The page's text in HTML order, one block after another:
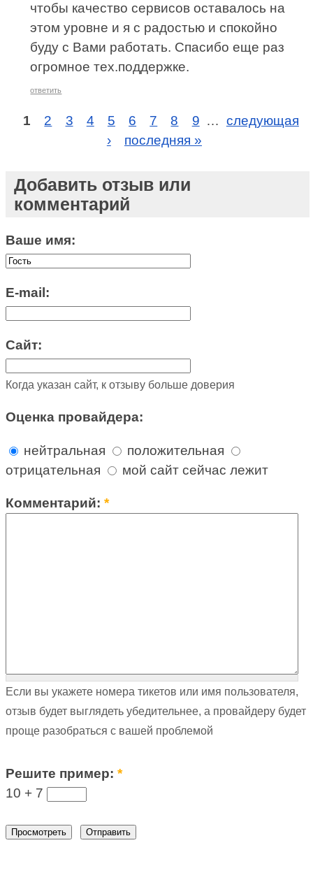
чтобы качество сервисов оставалось на
этом уровне и я с радостью и спокойно
буду с Вами работать. Спасибо еще раз
огромное тех.поддержке.
ответить
1 2 3 4 5 6 7 8 9 … следующая
›
последняя »
Добавить отзыв или
комментарий
Ваше имя:
E-mail:
Сайт:
Когда указан сайт, к отзыву больше доверия
Оценка провайдера:
нейтральная
положительная
отрицательная
мой сайт сейчас лежит
Комментарий:*
Если вы укажете номера тикетов или имя пользователя,
отзыв будет выглядеть убедительнее, а провайдеру будет
проще разобраться с вашей проблемой
Решите пример:*
10 + 7